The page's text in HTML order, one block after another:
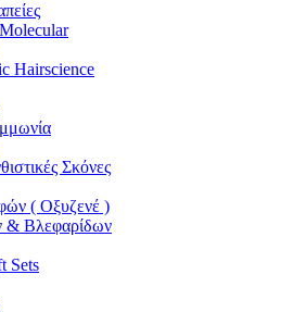
Hairscience
Σκόνες
( Οξυζενέ )
& Βλεφαρίδων
Sets